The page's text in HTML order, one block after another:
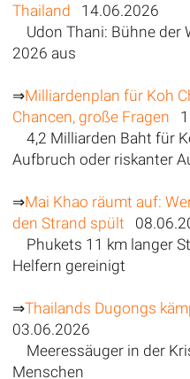
Thailand 14.06.2026
Udon Thani: Bühne der
2026 aus
⇒Milliardenplan für Koh
Chancen, große Fragen
4,2 Milliarden Baht für
Aufbruch oder riskanter
⇒Mai Khao räumt auf:
den Strand spült
Phukets 11 km langer
Helfern gereinigt
⇒Thailands Dugongs
03.06.2026
Meeressäuger in der
Menschen